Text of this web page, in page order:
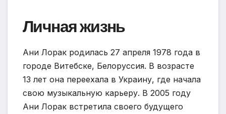
Личная жизнь
Ани Лорак родилась 27 апреля 1978 года в
городе Витебске, Белоруссия. В возрасте
13 лет она переехала в Украину, где начала
свою музыкальную карьеру. В 2005 году
Ани Лорак встретила своего будущего